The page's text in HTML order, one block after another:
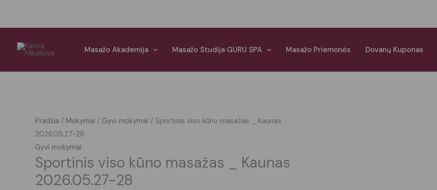
Masažo Akademija
Masažo Studija GURU SPA Masažo Priemonės Dovanų Kuponas
Pradžia / Mokymai / Gyvi mokymai / Sportinis viso kūno masažas _ Kaunas
2026.05.27-28
Gyvi mokymai
Sportinis viso kūno masažas _ Kaunas
2026.05.27-28
range:
through
kiekis:
viso
Kaunas
2026.05.27-
28
price
€75.00.
price
€37.50.